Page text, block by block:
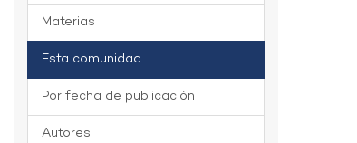
Materias
Esta comunidad
Por fecha de publicación
Autores